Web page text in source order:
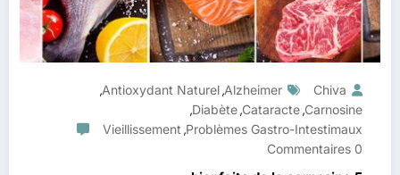
Chiva
Alzheimer
,
Antioxydant Naturel
,
Carnosine
,
Cataracte
,
Diabète
,
Problèmes Gastro-Intestimaux
,
Vieillissement
0 Commentaires